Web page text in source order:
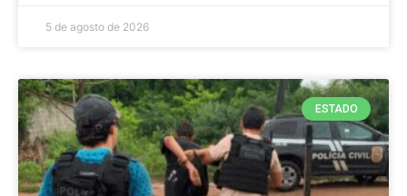
5 de agosto de 2026
ESTADO